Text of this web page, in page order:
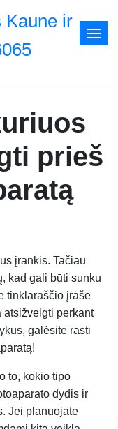
Kaune ir
prieš
įrankis. Tačiau
kad gali būti sunku
tinklaraščio įraše
atsižvelgti perkant
galėsite rasti
to, kokio tipo
dydis ir
Jei planuojate